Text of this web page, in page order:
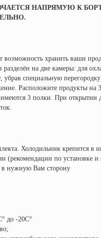
НАПРЯМУЮ К
возможность хранить ваши
на две камеры: для
специальную
Расположите продукты
3 полки. При открытии
Холодильник крепится
(рекомендации по
в нужную Вам сторону
до -20C°